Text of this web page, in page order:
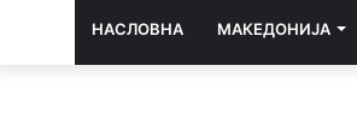
НАСЛОВНА МАКЕДОНИЈА